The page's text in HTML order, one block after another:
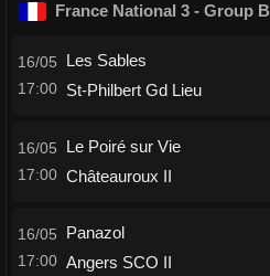
France National 3 - Group B
16/05
17:00
Les Sables
St-Philbert Gd Lieu
16/05
17:00
Le Poiré sur Vie
Châteauroux II
16/05
17:00
Panazol
Angers SCO II